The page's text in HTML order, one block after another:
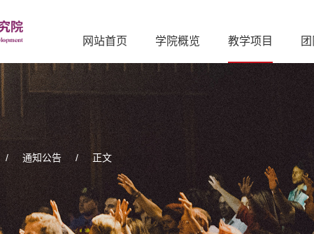
网站首页 学院概览 教学项目
/ 通知公告 / 正文